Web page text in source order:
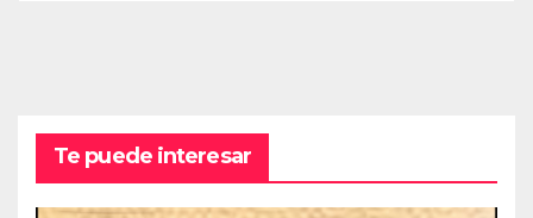
Te puede interesar